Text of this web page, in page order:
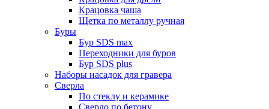
Крацовка чаша
Щетка по металлу ручная
Буры
Бур SDS max
Переходники для буров
Бур SDS plus
Наборы насадок для гравера
Сверла
По стеклу и керамике
Сверло по бетону